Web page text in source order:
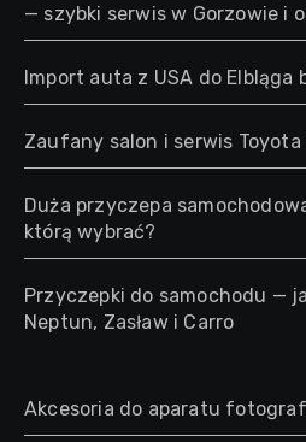
— szybki serwis w Gorzowie i
Import auta z USA do Elbląga
Zaufany salon i serwis
Duża przyczepa
którą wybrać?
Przyczepki do samochodu —
Neptun, Zasław i Carro
Akcesoria do aparatu